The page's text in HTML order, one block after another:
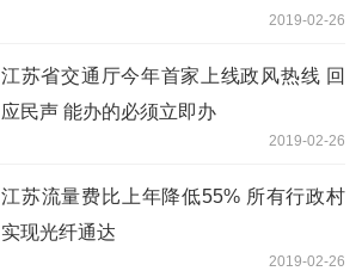
2019-02-26
江苏省交通厅今年首家上线政风热线 回
应民声 能办的必须立即办
2019-02-26
江苏流量费比上年降低55% 所有行政村
实现光纤通达
2019-02-26